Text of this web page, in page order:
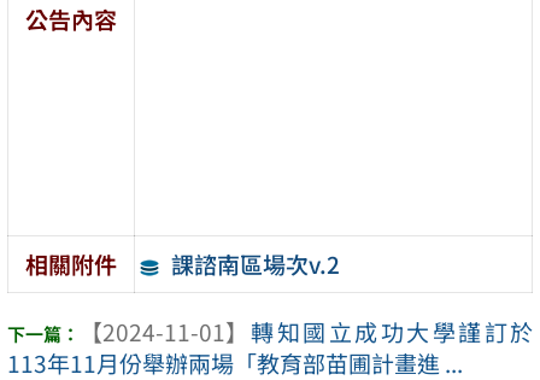
公告內容
相關附件 課諮南區場次v.2
【2024-11-01】 轉知國立成功大學謹訂於
113年11月份舉辦兩場「教育部苗圃計畫進 ...